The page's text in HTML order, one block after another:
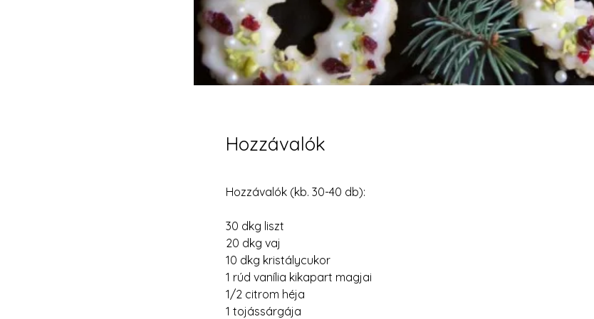
Hozzávalók
Hozzávalók (kb. 30-40 db):
30 dkg liszt
20 dkg vaj
10 dkg kristálycukor
1 rúd vanília kikapart magjai
1/2 citrom héja
1 tojássárgája